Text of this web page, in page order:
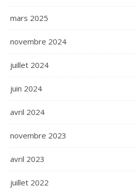
mars 2025
novembre 2024
juillet 2024
juin 2024
avril 2024
novembre 2023
avril 2023
juillet 2022